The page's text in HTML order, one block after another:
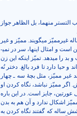
التستر منهما، بل الظاهر جواز
غیرممیّز می­گویند. ممیّز و غیر
ممیّز را هم معنا کردند که یعنی از حرفهایی که آن مرد است و آن زن است و یا آن عورتین است و امثال اینها، سر در نمی­
بد را می­دهد. تمیّز اینکه این زن
دارد تا فرد بالغ. دختر نُه
غیر ممیّز، مثل بچۀ سه ـ چهار
ممیّز نباشد، نگاه کردن او
عورتین، جایز است. در این باره
اشکال ندارد و آن هم به بدن
ساله که گفتند نگاه کردن به